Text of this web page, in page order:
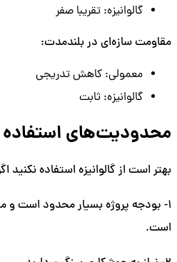
گالوانیزه: تقریبا صفر
مقاومت سازه‌ای در بلندمدت:
معمولی: کاهش تدریجی
گالوانیزه: ثابت
محدودیت‌های استفاده
بهتر است از گالوانیزه استفاده نکنید
1- بودجه پروژه بسیار محدود است
است.